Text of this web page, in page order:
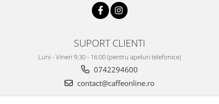
SUPORT CLIENTI
Luni - Vineri 9:30 - 16:00 (pentru apeluri telefonice)
0742294600
contact@caffeonline.ro